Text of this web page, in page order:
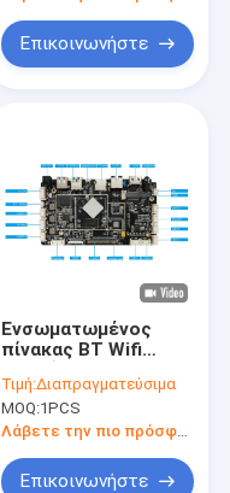
Επικοινωνήστε
Ενσωματωμένος
πίνακας BT Wifi
Rk3566 1000M
αρρενωπά 11 για την
αναγνώριση
Τιμή:Διαπραγματεύσιμα
MOQ:1PCS
Λάβετε την πιο πρόσφατη τιμή
Επικοινωνήστε